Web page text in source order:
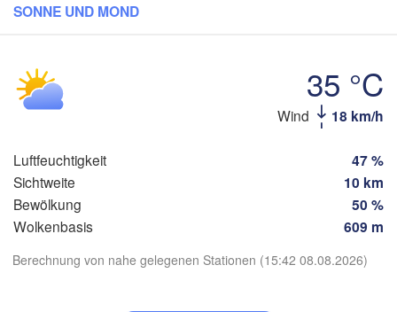
SONNE UND MOND
35 °C
Wind 18 km/h
Luftfeuchtigkeit 47 %
Sichtweite 10 km
Bewölkung 50 %
Wolkenbasis 609 m
Berechnung von nahe gelegenen Stationen (15:42 08.08.2026)
San
Miguel Hidalgo 2a. Sec. (Fco. Sarabia)